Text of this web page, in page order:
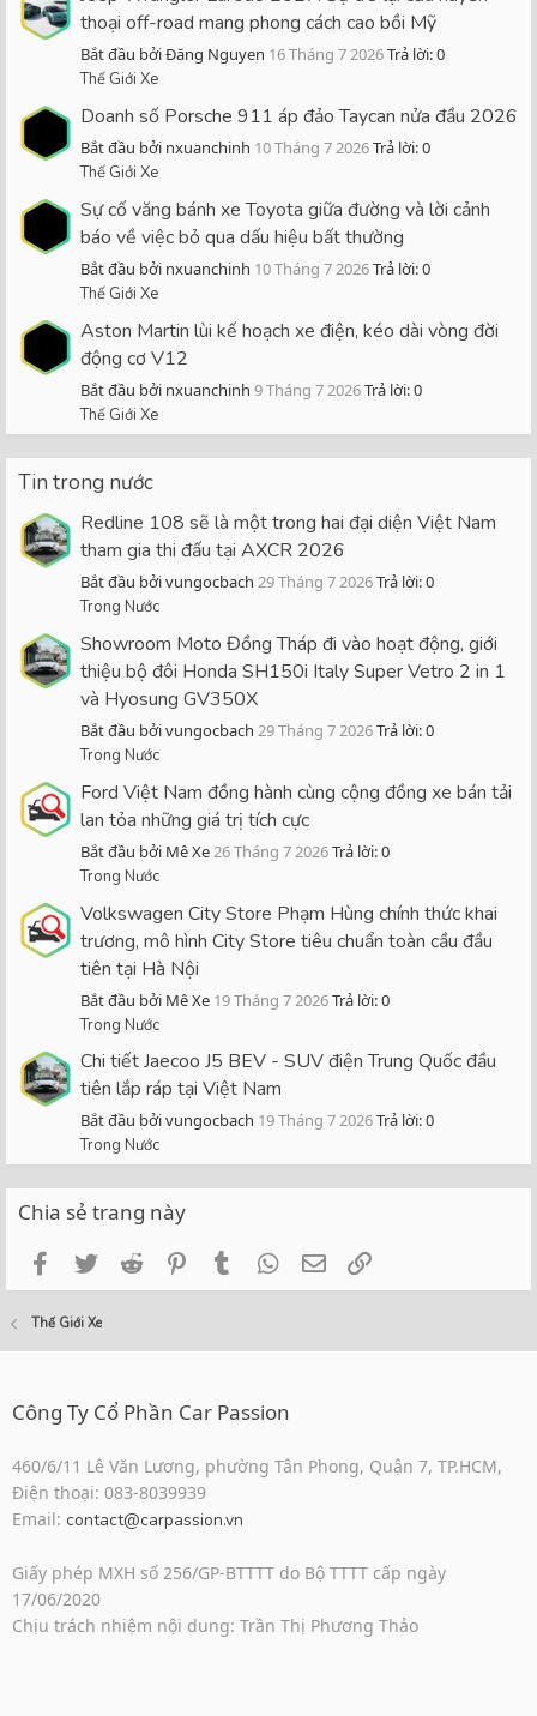
thoại off-road mang phong cách cao bồi Mỹ
Bắt đầu bởi Đăng Nguyen 16 Tháng 7 2026Trả lời: 0
Thế Giới Xe
Doanh số Porsche 911 áp đảo Taycan nửa đầu 2026
Bắt đầu bởi nxuanchinh 10 Tháng 7 2026Trả lời: 0
Thế Giới Xe
Sự cố văng bánh xe Toyota giữa đường và lời cảnh
báo về việc bỏ qua dấu hiệu bất thường
Bắt đầu bởi nxuanchinh 10 Tháng 7 2026Trả lời: 0
Thế Giới Xe
Aston Martin lùi kế hoạch xe điện, kéo dài vòng đời
động cơ V12
Bắt đầu bởi nxuanchinh 9 Tháng 7 2026Trả lời: 0
Thế Giới Xe
Tin trong nước
Redline 108 sẽ là một trong hai đại diện Việt Nam
tham gia thi đấu tại AXCR 2026
Bắt đầu bởi vungocbach 29 Tháng 7 2026Trả lời: 0
Trong Nước
Showroom Moto Đồng Tháp đi vào hoạt động, giới
thiệu bộ đôi Honda SH150i Italy Super Vetro 2 in 1
và Hyosung GV350X
Bắt đầu bởi vungocbach 29 Tháng 7 2026Trả lời: 0
Trong Nước
Ford Việt Nam đồng hành cùng cộng đồng xe bán tải
lan tỏa những giá trị tích cực
Bắt đầu bởi Mê Xe26 Tháng 7 2026Trả lời: 0
Trong Nước
Volkswagen City Store Phạm Hùng chính thức khai
trương, mô hình City Store tiêu chuẩn toàn cầu đầu
tiên tại Hà Nội
Bắt đầu bởi Mê Xe 19 Tháng 7 2026Trả lời: 0
Trong Nước
Chi tiết Jaecoo J5 BEV - SUV điện Trung Quốc đầu
tiên lắp ráp tại Việt Nam
Bắt đầu bởi vungocbach 19 Tháng 7 2026Trả lời: 0
Trong Nước
Chia sẻ trang này
FacebookTwitterReddit PinterestTumblrWhatsApp
Email
Thế Giới Xe
Công Ty Cổ Phần Car Passion
460/6/11 Lê Văn Lương, phường Tân Phong, Quận 7, TP.HCM,
Điện thoại: 083-8039939
Email: contact@carpassion.vn
Giấy phép MXH số 256/GP-BTTTT do Bộ TTTT cấp ngày
17/06/2020
Chịu trách nhiệm nội dung: Trần Thị Phương Thảo